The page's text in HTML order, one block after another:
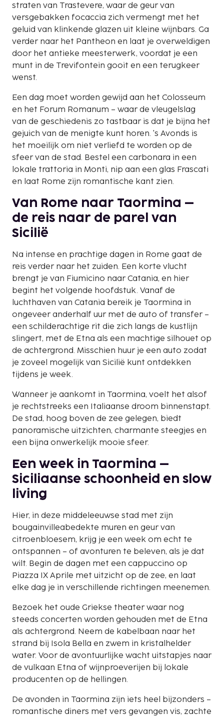
straten van Trastevere, waar de geur van
versgebakken focaccia zich vermengt met het
geluid van klinkende glazen uit kleine wijnbars. Ga
verder naar het Pantheon en laat je overweldigen
door het antieke meesterwerk, voordat je een
munt in de Trevifontein gooit en een terugkeer
wenst.
Een dag moet worden gewijd aan het Colosseum
en het Forum Romanum – waar de vleugelslag
van de geschiedenis zo tastbaar is dat je bijna het
gejuich van de menigte kunt horen. 's Avonds is
het moeilijk om niet verliefd te worden op de
sfeer van de stad. Bestel een carbonara in een
lokale trattoria in Monti, nip aan een glas Frascati
en laat Rome zijn romantische kant zien.
Van Rome naar Taormina –
de reis naar de parel van
Sicilië
Na intense en prachtige dagen in Rome gaat de
reis verder naar het zuiden. Een korte vlucht
brengt je van Fiumicino naar Catania, en hier
begint het volgende hoofdstuk. Vanaf de
luchthaven van Catania bereik je Taormina in
ongeveer anderhalf uur met de auto of transfer –
een schilderachtige rit die zich langs de kustlijn
slingert, met de Etna als een machtige silhouet op
de achtergrond. Misschien huur je een auto zodat
je zoveel mogelijk van Sicilië kunt ontdekken
tijdens je week.
Wanneer je aankomt in Taormina, voelt het alsof
je rechtstreeks een Italiaanse droom binnenstapt.
De stad, hoog boven de zee gelegen, biedt
panoramische uitzichten, charmante steegjes en
een bijna onwerkelijk mooie sfeer.
Een week in Taormina –
Siciliaanse schoonheid en slow
living
Hier, in deze middeleeuwse stad met zijn
bougainvilleabedekte muren en geur van
citroenbloesem, krijg je een week om echt te
ontspannen – of avonturen te beleven, als je dat
wilt. Begin de dagen met een cappuccino op
Piazza IX Aprile met uitzicht op de zee, en laat
elke dag je in verschillende richtingen meenemen.
Bezoek het oude Griekse theater waar nog
steeds concerten worden gehouden met de Etna
als achtergrond. Neem de kabelbaan naar het
strand bij Isola Bella en zwem in kristalhelder
water. Voor de avontuurlijke wacht uitstapjes naar
de vulkaan Etna of wijnproeverijen bij lokale
producenten op de hellingen.
De avonden in Taormina zijn iets heel bijzonders –
romantische diners met vers gevangen vis, zachte